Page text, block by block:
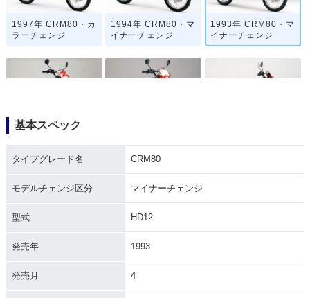
1997年 CRM80・カ
ラーチェンジ
1994年 CRM80・マ
イナーチェンジ
1993年 CRM80・マ
イナーチェンジ
基本スペック
タイプグレード名 CRM80
モデルチェンジ区分 マイナーチェンジ
型式 HD12
発売年 1993
発売月 4